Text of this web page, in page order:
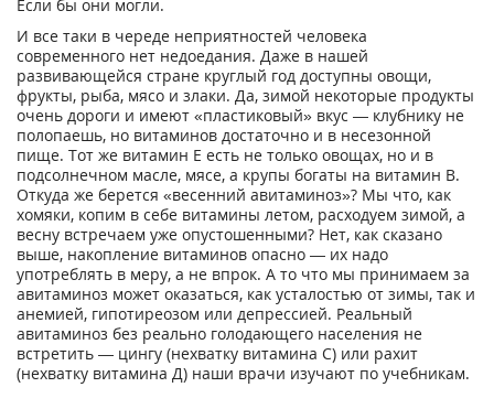
Если бы они могли.
И все таки в череде неприятностей человека
современного нет недоедания. Даже в нашей
развивающейся стране круглый год доступны овощи,
фрукты, рыба, мясо и злаки. Да, зимой некоторые продукты
очень дороги и имеют «пластиковый» вкус — клубнику не
полопаешь, но витаминов достаточно и в несезонной
пище. Тот же витамин E есть не только овощах, но и в
подсолнечном масле, мясе, а крупы богаты на витамин B.
Откуда же берется «весенний авитаминоз»? Мы что, как
хомяки, копим в себе витамины летом, расходуем зимой, а
весну встречаем уже опустошенными? Нет, как сказано
выше, накопление витаминов опасно — их надо
употреблять в меру, а не впрок. А то что мы принимаем за
авитаминоз может оказаться, как усталостью от зимы, так и
анемией, гипотиреозом или депрессией. Реальный
авитаминоз без реально голодающего населения не
встретить — цингу (нехватку витамина С) или рахит
(нехватку витамина Д) наши врачи изучают по учебникам.